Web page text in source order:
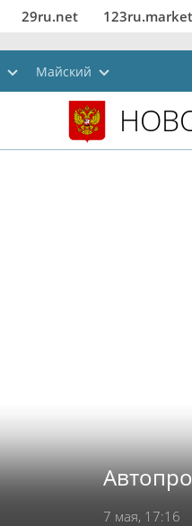
29ru.net 123ru.market
Майский
7 мая, 17:16